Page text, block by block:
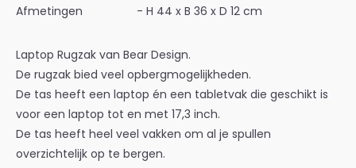
Afmetingen
- H 44 x B 36 x D 12 cm
Laptop Rugzak van Bear Design.
De rugzak bied veel opbergmogelijkheden.
De tas heeft een laptop én een tabletvak die geschikt is
voor een laptop tot en met 17,3 inch.
De tas heeft heel veel vakken om al je spullen
overzichtelijk op te bergen.